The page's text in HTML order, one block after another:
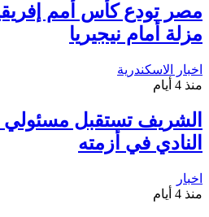
مصر تودع كأس أمم
مزلة أمام نيجيريا
اخبار الاسكندرية
منذ 4 أيام
الشريف تستقبل مسئولي
النادي في أزمته
اخبار
منذ 4 أيام